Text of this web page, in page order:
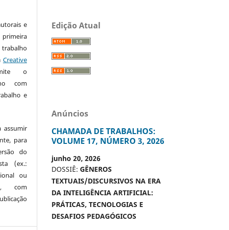
e
Creative
o
com
e
assumir
para
do
(ex.:
ou
com
Edição Atual
Anúncios
CHAMADA DE TRABALHOS:
VOLUME 17, NÚMERO 3, 2026
junho 20, 2026
DOSSIÊ: GÊNEROS
TEXTUAIS/DISCURSIVOS NA ERA
DA INTELIGÊNCIA ARTIFICIAL:
PRÁTICAS, TECNOLOGIAS E
DESAFIOS PEDAGÓGICOS